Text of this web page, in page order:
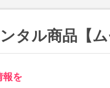
GPS
タル商品【ム
報を